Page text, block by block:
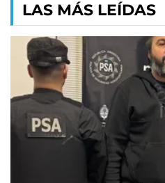
LAS MÁS LEÍDAS